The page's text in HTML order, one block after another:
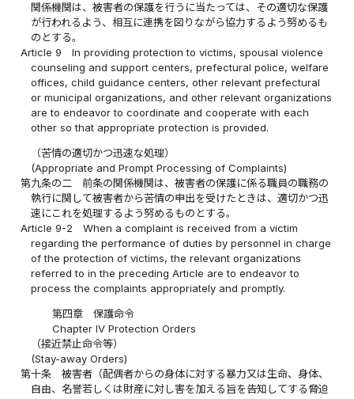
関係機関は、被害者の保護を行うに当たっては、その適切な保護
が行われるよう、相互に連携を図りながら協力するよう努めるも
のとする。
Article 9
In providing protection to victims, spousal violence
counseling and support centers, prefectural police, welfare
offices, child guidance centers, other relevant prefectural
or municipal organizations, and other relevant organizations
are to endeavor to coordinate and cooperate with each
other so that appropriate protection is provided.
（苦情の適切かつ迅速な処理）
(Appropriate and Prompt Processing of Complaints)
第九条の二
前条の関係機関は、被害者の保護に係る職員の職務の
執行に関して被害者から苦情の申出を受けたときは、適切かつ迅
速にこれを処理するよう努めるものとする。
Article 9-2
When a complaint is received from a victim
regarding the performance of duties by personnel in charge
of the protection of victims, the relevant organizations
referred to in the preceding Article are to endeavor to
process the complaints appropriately and promptly.
第四章 保護命令
Chapter IV Protection Orders
（接近禁止命令等）
(Stay-away Orders)
第十条
被害者（配偶者からの身体に対する暴力又は生命、身体、
自由、名誉若しくは財産に対し害を加える旨を告知してする脅迫